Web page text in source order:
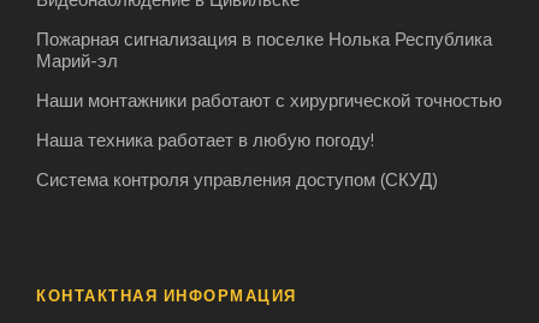
Пожарная сигнализация в поселке Нолька Республика
Марий-эл
Наши монтажники работают с хирургической точноcтью
Наша техника работает в любую погоду!
Система контроля управления доступом (СКУД)
КОНТАКТНАЯ ИНФОРМАЦИЯ